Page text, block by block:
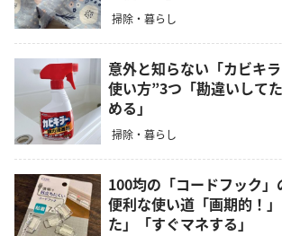
掃除・暮らし
意外と知らない「カビキ
使い方”3つ「勘違いして
める」
掃除・暮らし
100均の「コードフック
便利な使い道「画期的！
た」「すぐマネする」